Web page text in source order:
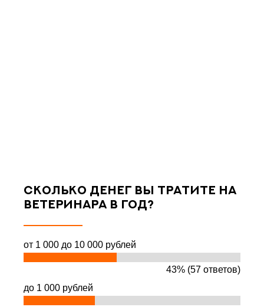
Сколько денег вы тратите на
ветеринара в год?
от 1 000 до 10 000 рублей
43% (57 ответов)
до 1 000 рублей